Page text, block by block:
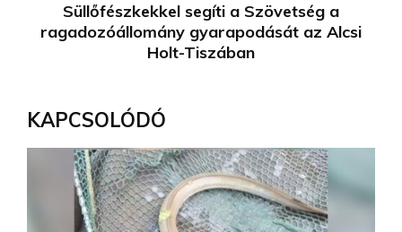
Süllőfészkekkel segíti a Szövetség a
ragadozóállomány gyarapodását az Alcsi
Holt-Tiszában
KAPCSOLÓDÓ